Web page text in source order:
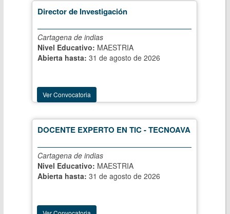
Director de Investigación
Cartagena de indias
Nivel Educativo: MAESTRIA
Abierta hasta: 31 de agosto de 2026
Ver Convocatoria
DOCENTE EXPERTO EN TIC - TECNOAVA
Cartagena de indias
Nivel Educativo: MAESTRIA
Abierta hasta: 31 de agosto de 2026